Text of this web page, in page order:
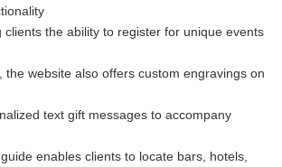
clients the ability to register for unique events
the website also offers custom engravings on
text gift messages to accompany
enables clients to locate bars, hotels,